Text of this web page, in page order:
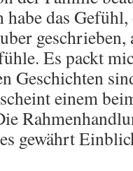
das Gefühl,
geschrieben,
Es packt
Geschichten
einem
gewährt